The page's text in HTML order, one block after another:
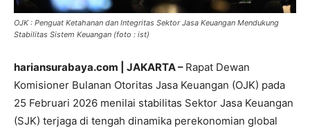
OJK : Penguat Ketahanan dan Integritas Sektor Jasa Keuangan Mendukung
Stabilitas Sistem Keuangan (foto : ist)
hariansurabaya.com | JAKARTA – Rapat Dewan
Komisioner Bulanan Otoritas Jasa Keuangan (OJK) pada
25 Februari 2026 menilai stabilitas Sektor Jasa Keuangan
(SJK) terjaga di tengah dinamika perekonomian global